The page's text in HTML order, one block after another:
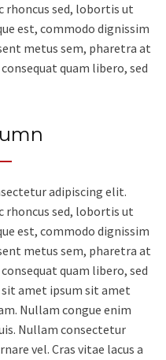
rhoncus sed, lobortis ut
est, commodo dignissim
metus sem, pharetra at
quam libero, sed
adipiscing elit.
rhoncus sed, lobortis ut
est, commodo dignissim
metus sem, pharetra at
quam libero, sed
amet ipsum sit amet
Nullam congue enim
Nullam consectetur
vel. Cras vitae lacus a